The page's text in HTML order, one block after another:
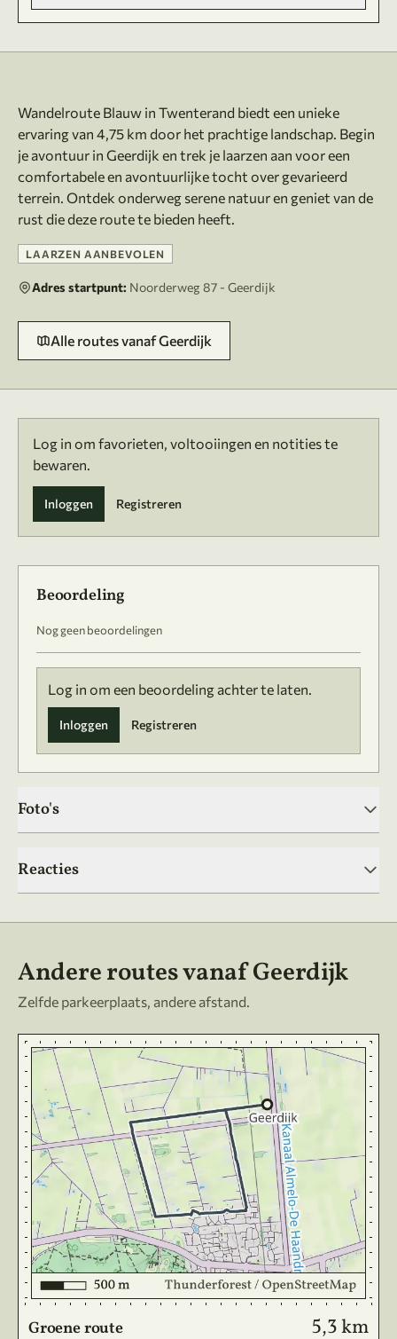
Wandelroute Blauw in Twenterand biedt een unieke
ervaring van 4,75 km door het prachtige landschap. Begin
je avontuur in Geerdijk en trek je laarzen aan voor een
comfortabele en avontuurlijke tocht over gevarieerd
terrein. Ontdek onderweg serene natuur en geniet van de
LAARZEN AANBEVOLEN
Adres startpunt: Noorderweg 87 - Geerdijk
Alle routes vanaf Geerdijk
Log in om favorieten, voltooiingen en notities te
bewaren.
Inloggen Registreren
Beoordeling
Nog geen beoordelingen
Log in om een beoordeling achter te laten.
Inloggen Registreren
Foto's
Reacties
Andere routes vanaf Geerdijk
Zelfde parkeerplaats, andere afstand.
Groene route 5,3 km